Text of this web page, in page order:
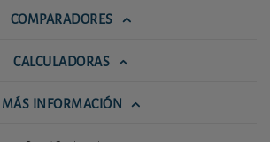
COMPARADORES
CALCULADORAS
MÁS INFORMACIÓN